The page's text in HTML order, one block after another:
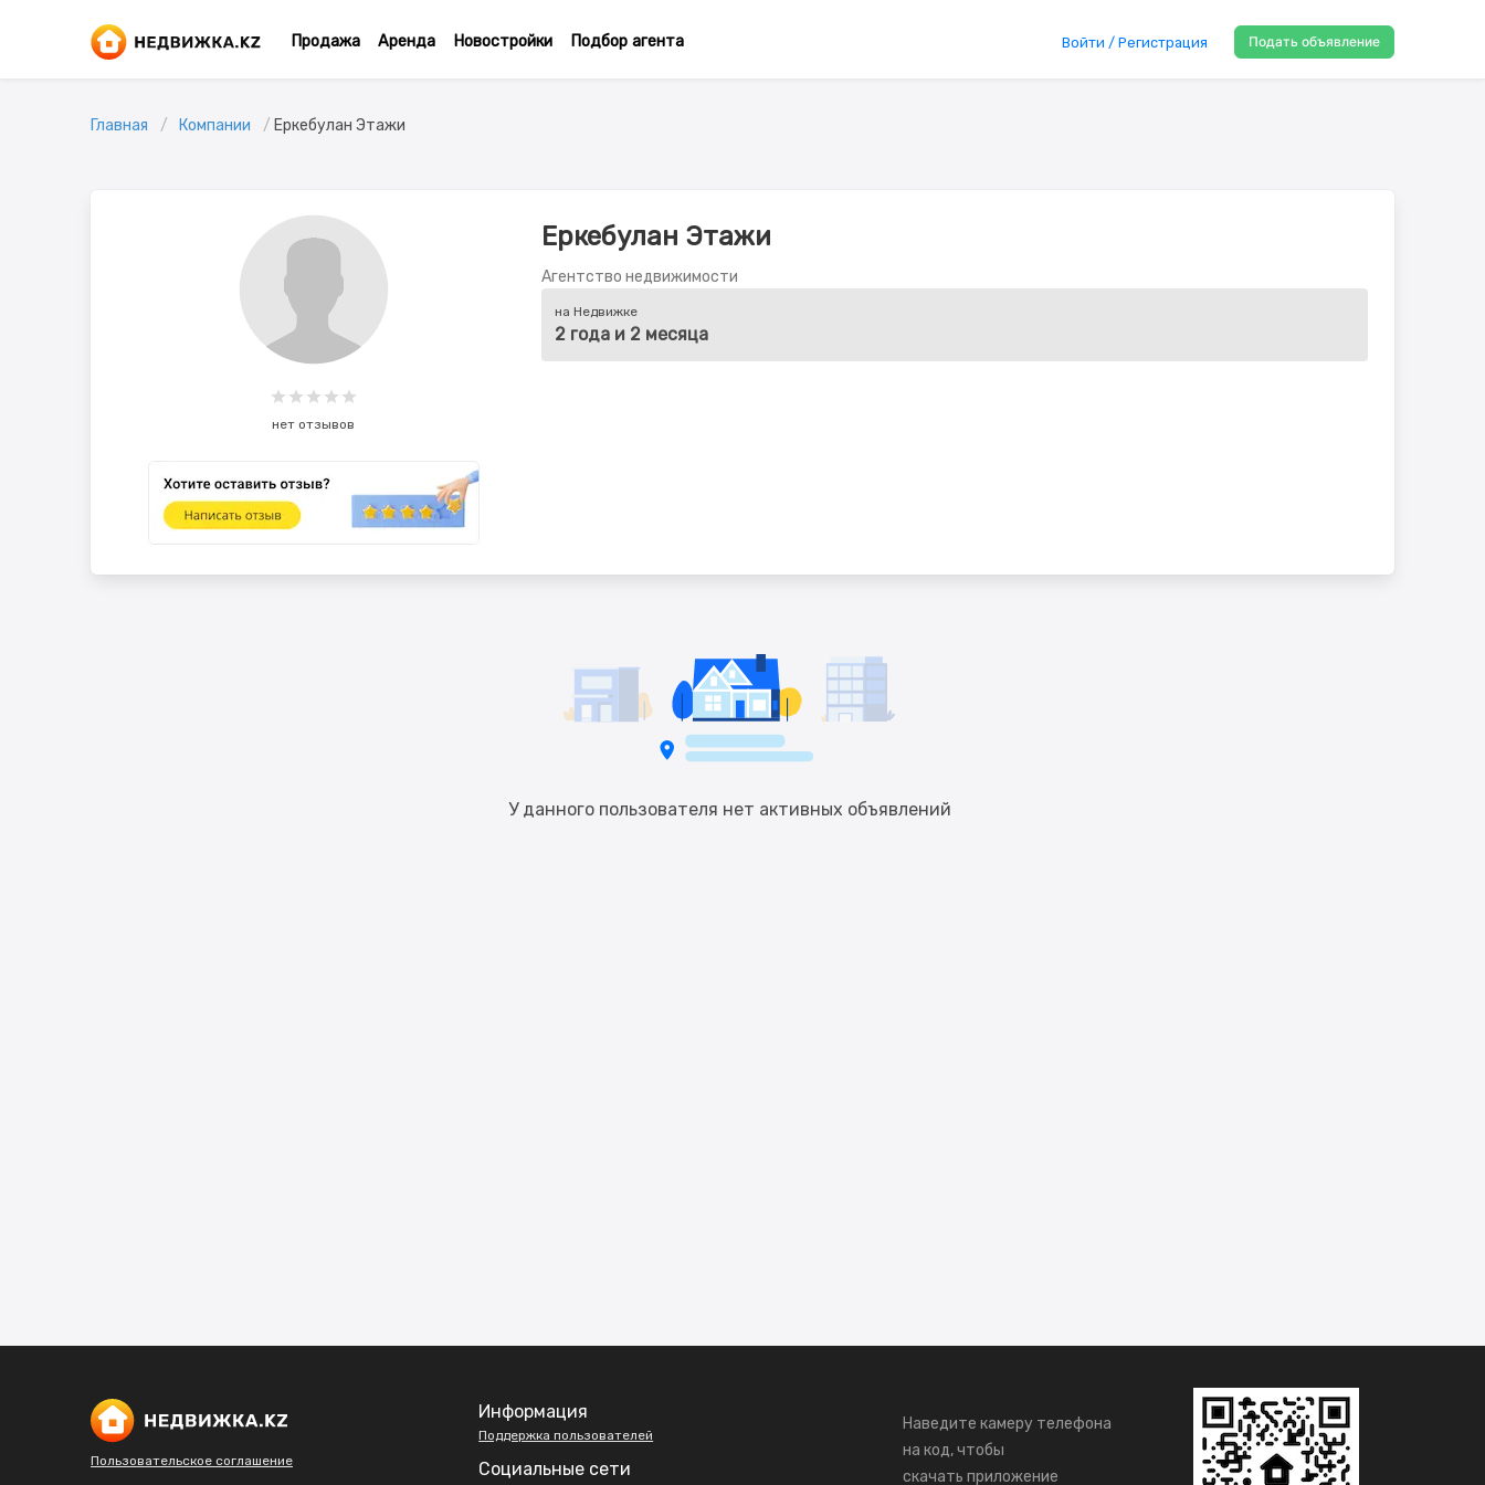
Продажа Аренда Новостройки Подбор агента Войти / Регистрация Подать объявление
Главная Компании Еркебулан Этажи
нет отзывов
Еркебулан Этажи
Агентство недвижимости
на Недвижке
2 года и 2 месяца
У данного пользователя нет активных объявлений
Пользовательское соглашение
Информация
Поддержка пользователей
Социальные сети
Наведите камеру телефона
на код, чтобы
скачать приложение